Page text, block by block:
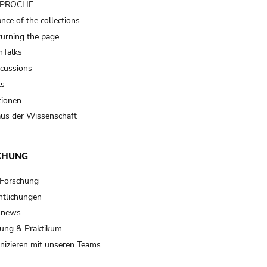
of the collections
the page…
der Wissenschaft
& Praktikum
mit unseren Teams